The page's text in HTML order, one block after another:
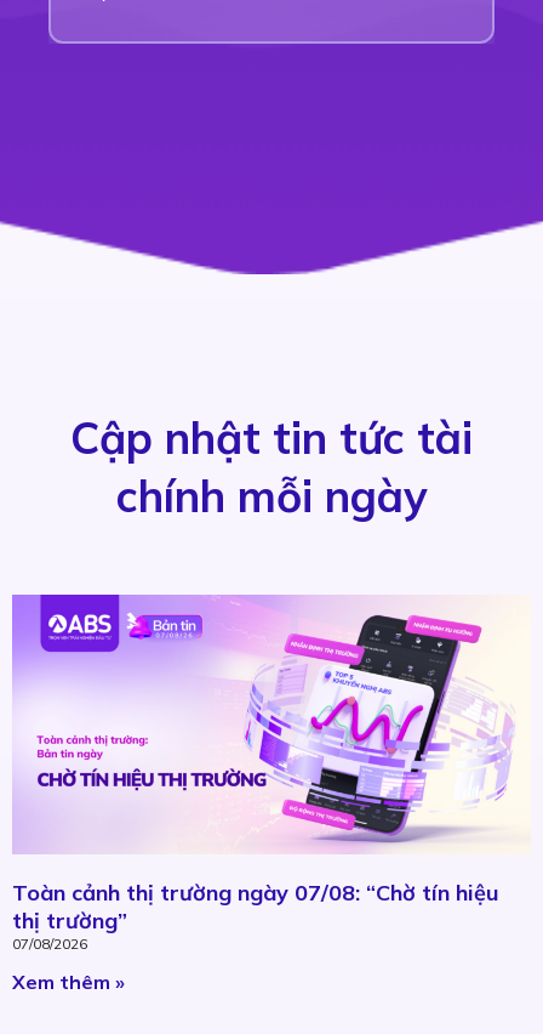
Cập nhật tin tức tài
chính mỗi ngày
Toàn cảnh thị trường ngày 07/08: “Chờ tín hiệu
thị trường”
07/08/2026
Xem thêm »